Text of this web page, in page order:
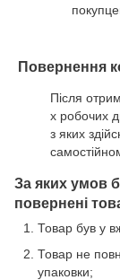
Повернення
Після
х робочих
з яких
За яких умов
повернені
Товар був у
Товар не
упаковки;